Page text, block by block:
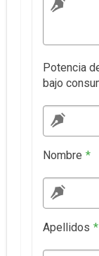
Potencia
bajo
Nombre *
Apellidos *